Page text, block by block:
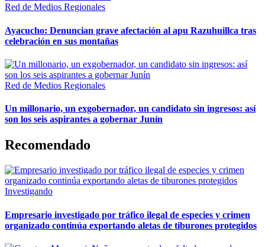
Red de Medios Regionales
Ayacucho: Denuncian grave afectación al apu Razuhuillca tras
celebración en sus montañas
Red de Medios Regionales
Un millonario, un exgobernador, un candidato sin ingresos: así
son los seis aspirantes a gobernar Junín
Recomendado
Investigando
Empresario investigado por tráfico ilegal de especies y crimen
organizado continúa exportando aletas de tiburones protegidos